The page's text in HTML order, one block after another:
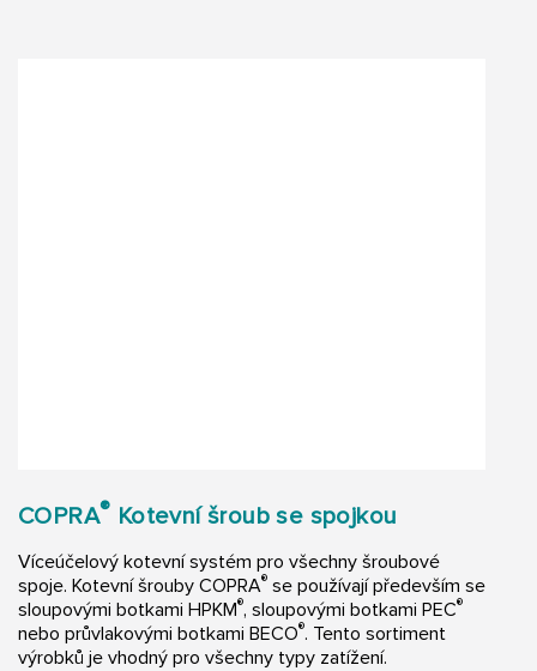
COPRA® Kotevní šroub se spojkou
Víceúčelový kotevní systém pro všechny šroubové
spoje. Kotevní šrouby COPRA® se používají především se
sloupovými botkami HPKM®, sloupovými botkami PEC®
nebo průvlakovými botkami BECO®. Tento sortiment
výrobků je vhodný pro všechny typy zatížení.